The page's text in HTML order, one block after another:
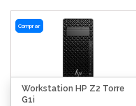
Comprar
Workstation HP Z2 Torre
G1i